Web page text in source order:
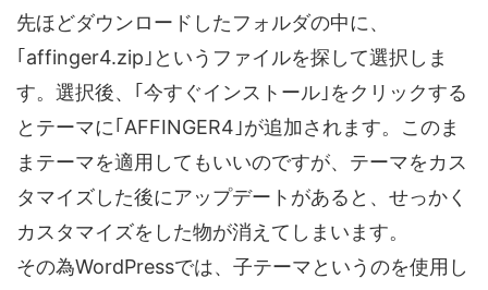
先ほどダウンロードしたフォルダの中に、
｢affinger4.zip｣というファイルを探して選択しま
す。選択後、｢今すぐインストール｣をクリックする
とテーマに｢AFFINGER4｣が追加されます。このま
まテーマを適用してもいいのですが、テーマをカス
タマイズした後にアップデートがあると、せっかく
カスタマイズをした物が消えてしまいます。
その為WordPressでは、子テーマというのを使用し